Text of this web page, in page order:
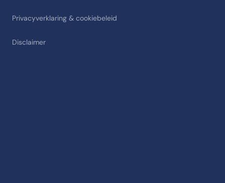
Privacyverklaring & cookiebeleid
Disclaimer